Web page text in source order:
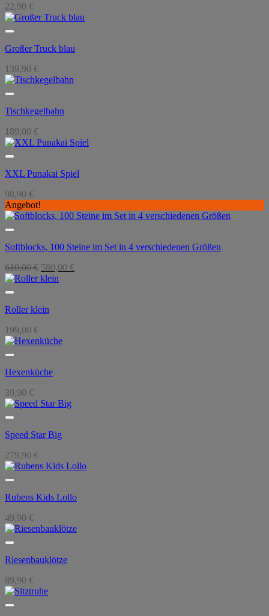
22,90 €
Großer Truck blau
139,90 €
Tischkegelbahn
189,00 €
XXL Punakai Spiel
98,90 €
Angebot!
Softblocks, 100 Steine im Set in 4 verschiedenen Größen
610,00€ Ursprünglicher
Preis
580,00 €Aktueller
Roller klein
199,00 €
Hexenküche
39,90 €
Speed Star Big
279,90 €
Rubens Kids Lollo
49,90 €
Riesenbauklötze
89,90 €